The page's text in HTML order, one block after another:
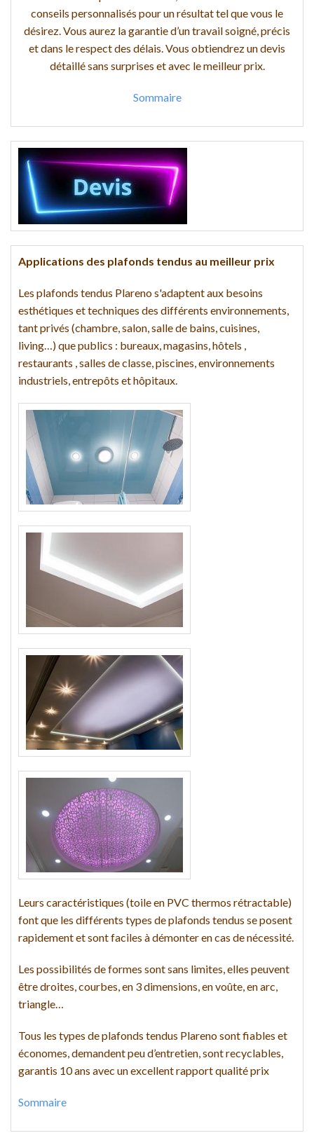
conseils personnalisés pour un résultat tel que vous le
désirez. Vous aurez la garantie d’un travail soigné, précis
et dans le respect des délais. Vous obtiendrez un devis
détaillé sans surprises et avec le meilleur prix.
Sommaire
Applications des plafonds tendus au meilleur prix
Les plafonds tendus Plareno s'adaptent aux besoins
esthétiques et techniques des différents environnements,
tant privés (chambre, salon, salle de bains, cuisines,
living…) que publics : bureaux, magasins, hôtels ,
restaurants , salles de classe, piscines, environnements
industriels, entrepôts et hôpitaux.
Leurs caractéristiques (toile en PVC thermos rétractable)
font que les différents types de plafonds tendus se posent
rapidement et sont faciles à démonter en cas de nécessité.
Les possibilités de formes sont sans limites, elles peuvent
être droites, courbes, en 3 dimensions, en voûte, en arc,
triangle…
Tous les types de plafonds tendus Plareno sont fiables et
économes, demandent peu d’entretien, sont recyclables,
garantis 10 ans avec un excellent rapport qualité prix
Sommaire